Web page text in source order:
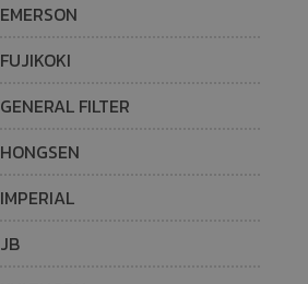
EMERSON
FUJIKOKI
GENERAL FILTER
HONGSEN
IMPERIAL
JB